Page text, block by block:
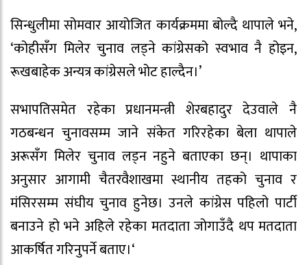
सिन्धुलीमा सोमवार आयोजित कार्यक्रममा बोल्दै थापाले भने,
‘कोहीसँग मिलेर चुनाव लड्ने कांग्रेसको स्वभाव नै होइन,
रूखबाहेक अन्यत्र कांग्रेसले भोट हाल्दैन।’
सभापतिसमेत रहेका प्रधानमन्त्री शेरबहादुर देउवाले नै
गठबन्धन चुनावसम्म जाने संकेत गरिरहेका बेला थापाले
अरूसँग मिलेर चुनाव लड्न नहुने बताएका छन्। थापाका
अनुसार आगामी चैतरवैशाखमा स्थानीय तहको चुनाव र
मंसिरसम्म संघीय चुनाव हुनेछ। उनले कांग्रेस पहिलो पार्टी
बनाउने हो भने अहिले रहेका मतदाता जोगाउँदै थप मतदाता
आकर्षित गरिनुपर्ने बताए।‘